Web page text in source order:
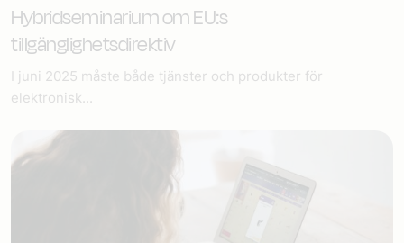
Hybridseminarium om EU:s
tillgänglighetsdirektiv
I juni 2025 måste både tjänster och produkter för
elektronisk...